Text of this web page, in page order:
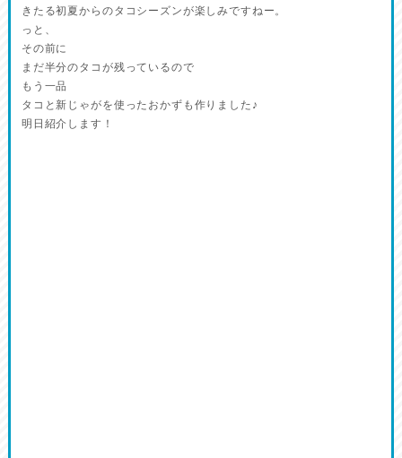
きたる初夏からのタコシーズンが楽しみですねー。
っと、
その前に
まだ半分のタコが残っているので
もう一品
タコと新じゃがを使ったおかずも作りました♪
明日紹介します！